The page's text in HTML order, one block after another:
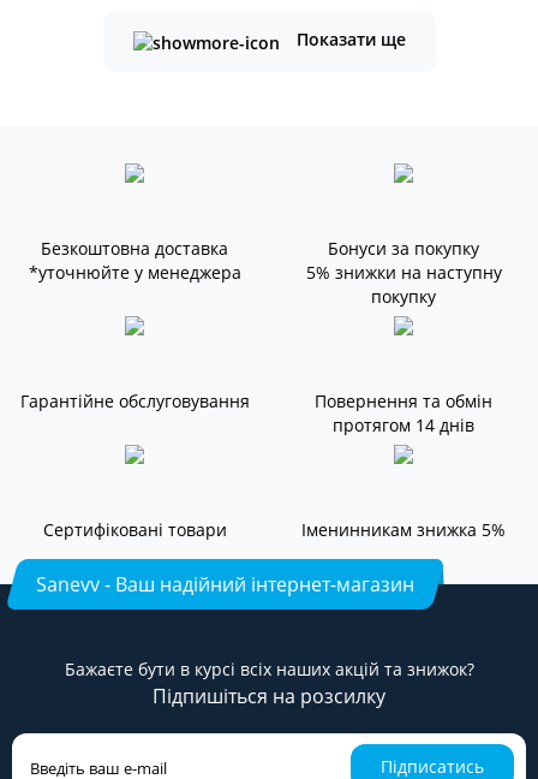
Показати ще
Безкоштовна доставка
*уточнюйте у менеджера
Бонуси за покупку
5% знижки на наступну
покупку
Гарантійне обслуговування
Повернення та обмін
протягом 14 днів
Сертифіковані товари Іменинникам знижка 5%
Sanevv - Ваш надійний інтернет-магазин
Бажаєте бути в курсі всіх наших акцій та знижок?
Підпишіться на розсилку
Підписатись